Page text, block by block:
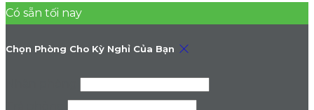
Có sẵn tối nay
Chọn Phòng Cho Kỳ Nghỉ Của Bạn